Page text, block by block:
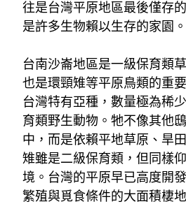
往是台灣平原地區最後僅存
是許多生物賴以生存的家園。
台南沙崙地區是一級保育類
也是環頸雉等平原鳥類的重
台灣特有亞種，數量極為稀
育類野生動物。牠不像其他
中，而是依賴平地草原、旱
雉雖是二級保育類，但同樣
境。台灣的平原早已高度開
繁殖與覓食條件的大面積棲